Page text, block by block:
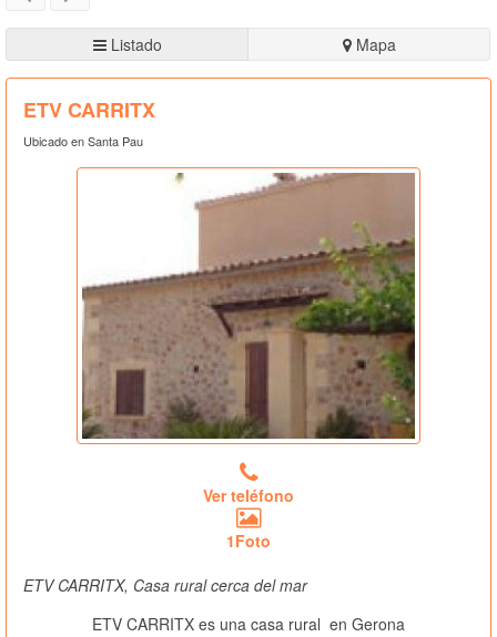
Listado Mapa
ETV CARRITX
Ubicado en Santa Pau
Ver teléfono
1Foto
ETV CARRITX, Casa rural cerca del mar
ETV CARRITX es una casa rural en Gerona